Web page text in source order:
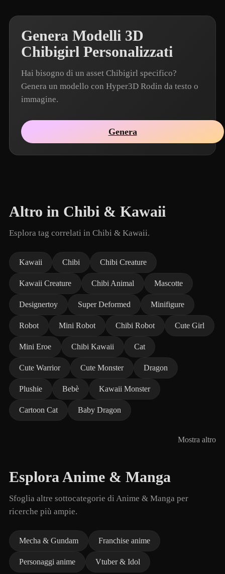
Genera Modelli 3D
Chibigirl Personalizzati
Hai bisogno di un asset Chibigirl specifico?
Genera un modello con Hyper3D Rodin da testo o
immagine.
Genera
Altro in Chibi & Kawaii
Esplora tag correlati in Chibi & Kawaii.
Kawaii Chibi Chibi Creature
Kawaii Creature Chibi Animal Mascotte
Designertoy Super Deformed Minifigure
Robot Mini Robot Chibi Robot Cute Girl
Mini Eroe Chibi Kawaii Cat
Cute Warrior Cute Monster Dragon
Plushie Bebè Kawaii Monster
Cartoon Cat Baby Dragon
Mostra altro
Esplora Anime & Manga
Sfoglia altre sottocategorie di Anime & Manga per
ricerche più ampie.
Mecha & Gundam Franchise anime
Personaggi anime Vtuber & Idol